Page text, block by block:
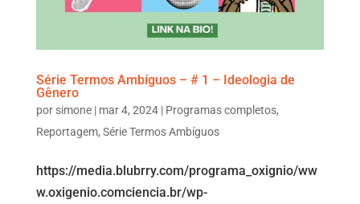
Série Termos Ambíguos – # 1 – Ideologia de
Gênero
por simone| mar 4, 2024| Programas completos,
Reportagem, Série Termos Ambíguos
https://media.blubrry.com/programa_oxignio/ww
w.oxigenio.comciencia.br/wp-